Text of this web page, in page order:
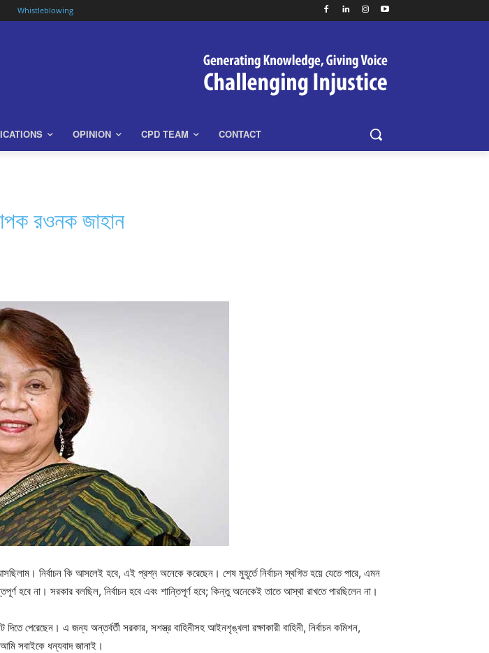
Whistleblowing
OPINION CPD TEAM CONTACT
রওনক জাহান
নির্বাচন কি আসলেই হবে, এই প্রশ্ন অনেকে করেছেন। শেষ মুহূর্তে নির্বাচন স্থগিত হয়ে যেতে পারে, এমন
হবে না। সরকার বলছিল, নির্বাচন হবে এবং শান্তিপূর্ণ হবে; কিন্তু অনেকেই তাতে আস্থা রাখতে পারছিলেন না।
পেরেছেন। এ জন্য অন্তর্বর্তী সরকার, সশস্ত্র বাহিনীসহ আইনশৃঙ্খলা রক্ষাকারী বাহিনী, নির্বাচন কমিশন,
আমি সবাইকে ধন্যবাদ জানাই।